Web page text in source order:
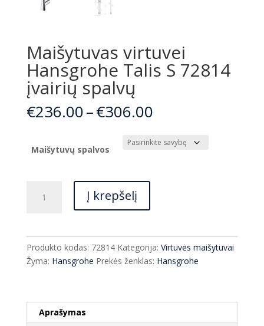
Maišytuvas virtuvei
Hansgrohe Talis S 72814
įvairių spalvų
€236.00–€306.00Price
€236.00
through
Maišytuvų spalvos
kiekis:
Hansgrohe
Talis
spalvų
Į krepšelį
Produkto kodas: 72814 Kategorija: Virtuvės maišytuvai
Žyma: Hansgrohe Prekės ženklas: Hansgrohe
Aprašymas